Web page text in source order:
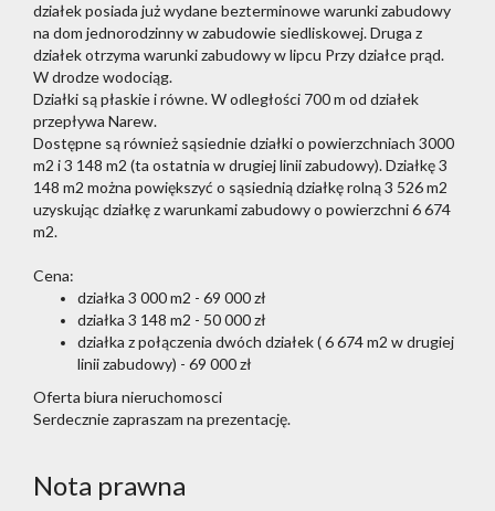
działek posiada już wydane bezterminowe warunki zabudowy
na dom jednorodzinny w zabudowie siedliskowej. Druga z
działek otrzyma warunki zabudowy w lipcu Przy działce prąd.
W drodze wodociąg.
Działki są płaskie i równe. W odległości 700 m od działek
przepływa Narew.
Dostępne są również sąsiednie działki o powierzchniach 3000
m2 i 3 148 m2 (ta ostatnia w drugiej linii zabudowy). Działkę 3
148 m2 można powiększyć o sąsiednią działkę rolną 3 526 m2
uzyskując działkę z warunkami zabudowy o powierzchni 6 674
m2.
Cena:
działka 3 000 m2 - 69 000 zł
działka 3 148 m2 - 50 000 zł
działka z połączenia dwóch działek ( 6 674 m2 w drugiej
linii zabudowy) - 69 000 zł
Oferta biura nieruchomosci
Serdecznie zapraszam na prezentację.
Nota prawna